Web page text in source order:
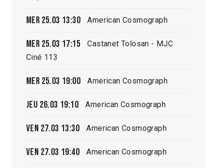
Mer 25.03 13:30 American Cosmograph
Mer 25.03 17:15
Castanet Tolosan - MJC
Ciné 113
Mer 25.03 19:00 American Cosmograph
Jeu 26.03 19:10 American Cosmograph
Ven 27.03 13:30 American Cosmograph
Ven 27.03 19:40 American Cosmograph